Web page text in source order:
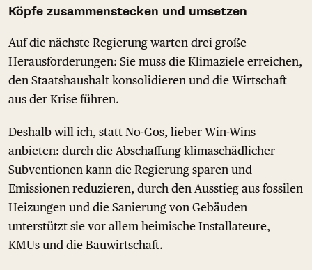
Köpfe zusammenstecken und umsetzen
Auf die nächste Regierung warten drei große
Herausforderungen: Sie muss die Klimaziele erreichen,
den Staatshaushalt konsolidieren und die Wirtschaft
aus der Krise führen.
Deshalb will ich, statt No-Gos, lieber Win-Wins
anbieten: durch die Abschaffung klimaschädlicher
Subventionen kann die Regierung sparen und
Emissionen reduzieren, durch den Ausstieg aus fossilen
Heizungen und die Sanierung von Gebäuden
unterstützt sie vor allem heimische Installateure,
KMUs und die Bauwirtschaft.